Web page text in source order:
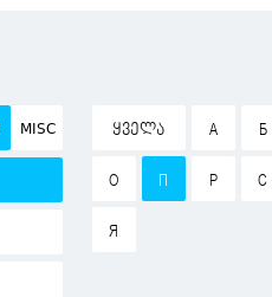
MISC ᲧᲕᲔᲚᲐ А Б
О П Р С
Я